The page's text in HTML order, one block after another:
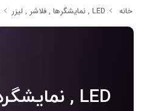
خانه LED , نمایشگرها , فلاشر , لیزر
LED , نمایشگرها , فلاشر , لیزر